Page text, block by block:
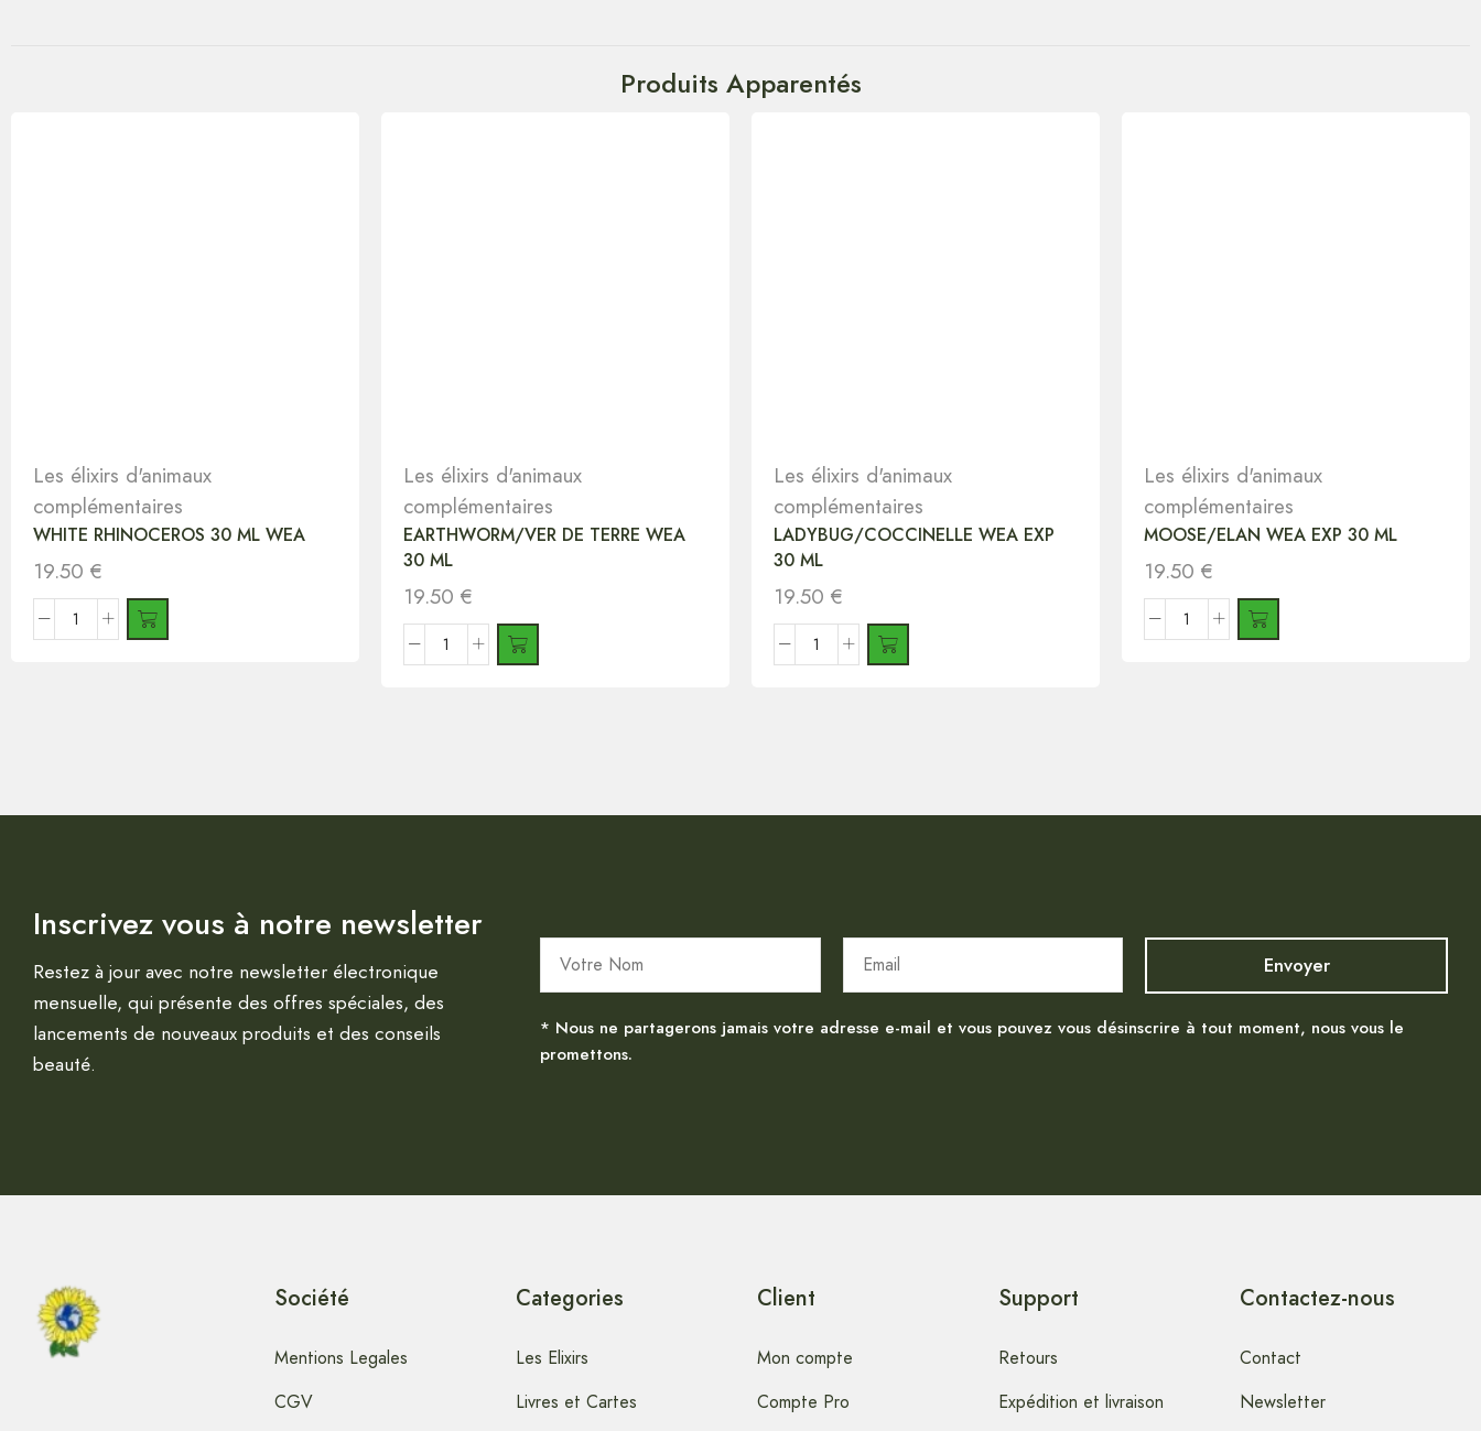
Produits Apparentés
Les élixirs d'animaux
complémentaires
WHITE RHINOCEROS 30 ML WEA
19.50 €
Les élixirs d'animaux
complémentaires
EARTHWORM/VER DE TERRE WEA
30 ML
19.50 €
Les élixirs d'animaux
complémentaires
LADYBUG/COCCINELLE WEA EXP
30 ML
19.50 €
Les élixirs d'animaux
complémentaires
MOOSE/ELAN WEA EXP 30 ML
19.50 €
Inscrivez vous à notre newsletter
Restez à jour avec notre newsletter électronique
mensuelle, qui présente des offres spéciales, des
lancements de nouveaux produits et des conseils
beauté.
* Nous ne partagerons jamais votre adresse e-mail et vous pouvez vous désinscrire à tout moment, nous vous le
promettons.
Société
Mentions Legales
CGV
Categories
Les Elixirs
Livres et Cartes
Client
Mon compte
Compte Pro
Support
Retours
Expédition et livraison
Contactez-nous
Contact
Newsletter